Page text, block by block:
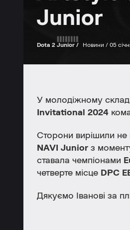
Junior
Dota 2 Junior / Новини / 05
У молодіжному
Invitational 2024
Сторони вирішили
NAVI Junior з
ставала чемпіонами
четверте місце DPC
Дякуємо Іванові за